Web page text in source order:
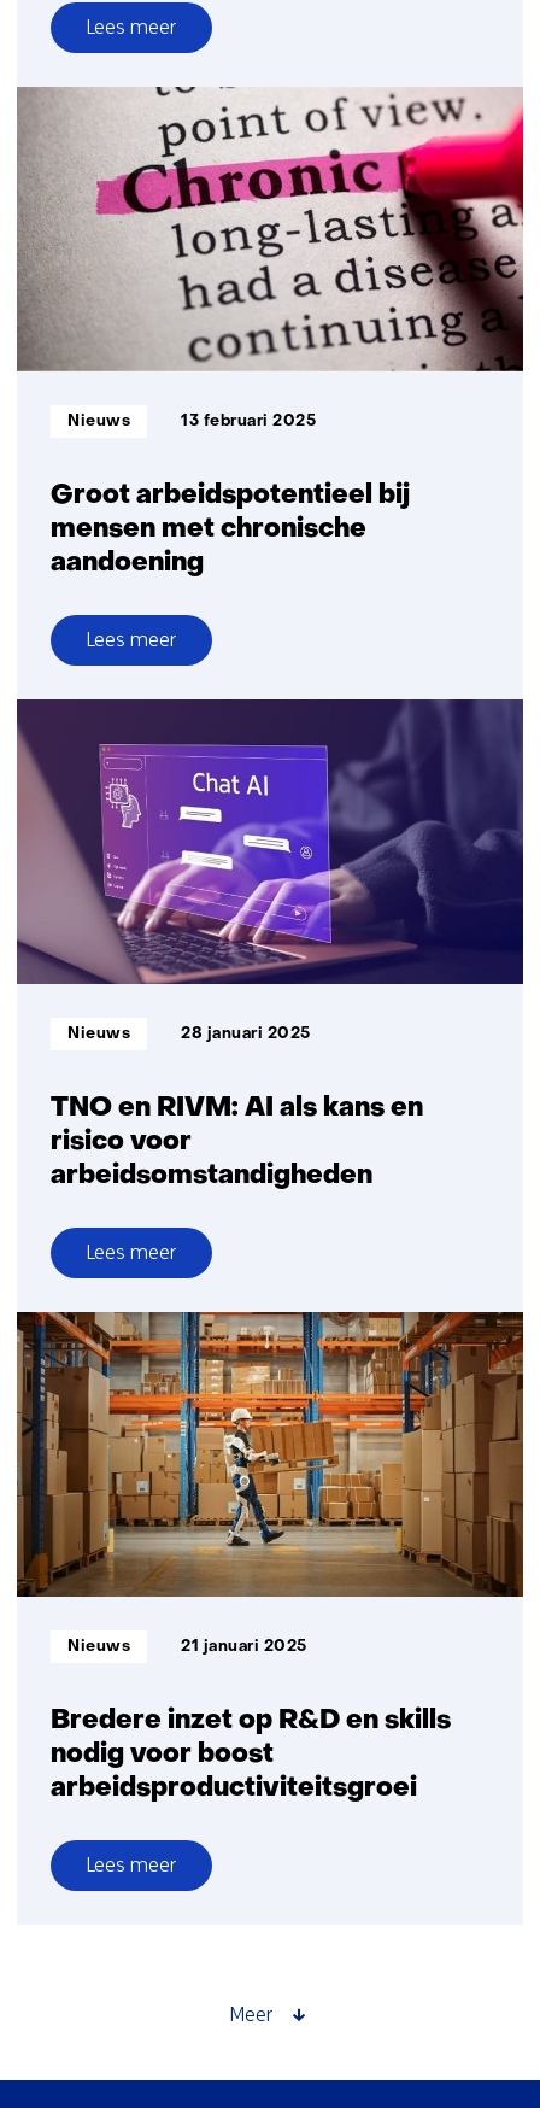
Lees meer
over
Minder
flexibel
contract
Groot arbeidspotentieel bij
mensen met chronische
aandoening
Informatietype:
Nieuws 13 februari 2025
Lees meer
over
Groot
bij
mensen
met
aandoening
TNO en RIVM: AI als kans en
risico voor
arbeidsomstandigheden
Informatietype:
Nieuws 28 januari 2025
Lees meer
over
TNO
en
RIVM:
als
kans
en
risico
voor
arbeidsomstandigheden
Bredere inzet op R&D en skills
nodig voor boost
arbeidsproductiviteitsgroei
Informatietype:
Nieuws 21 januari 2025
Lees meer
over
Meer